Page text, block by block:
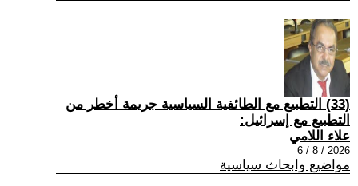
(33) التطبيع مع الطائفية السياسية جريمة أخطر من
التطبيع مع إسرائيل:
علاء اللامي
2026 / 8 / 6
مواضيع وابحاث سياسية